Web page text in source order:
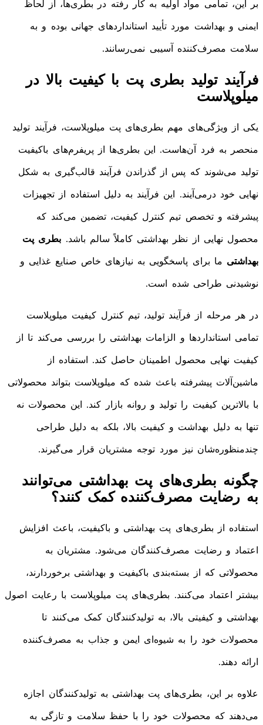
بر این، تمامی مواد اولیه به کار رفته در بطری‌ها، از لحاظ
ایمنی و بهداشت مورد تأیید استانداردهای جهانی بوده و به
سلامت مصرف‌کننده آسیبی نمی‌رسانند.
فرآیند تولید بطری پت با کیفیت بالا در
میلوپلاست
یکی از ویژگی‌های مهم بطری‌های پت میلوپلاست، فرآیند تولید
منحصر به فرد آن‌هاست. این بطری‌ها از پریفرم‌های باکیفیت
تولید می‌شوند که پس از گذراندن فرآیند قالب‌گیری به شکل
نهایی خود درمی‌آیند. این فرآیند به دلیل استفاده از تجهیزات
پیشرفته و تخصص تیم کنترل کیفیت، تضمین می‌کند که
محصول نهایی از نظر بهداشتی کاملاً سالم باشد. بطری پت
بهداشتی ما برای پاسخگویی به نیازهای خاص صنایع غذایی و
نوشیدنی طراحی شده است.
در هر مرحله از فرآیند تولید، تیم کنترل کیفیت میلوپلاست
تمامی استانداردها و الزامات بهداشتی را بررسی می‌کند تا از
کیفیت نهایی محصول اطمینان حاصل کند. استفاده از
ماشین‌آلات پیشرفته باعث شده که میلوپلاست بتواند محصولاتی
با بالاترین کیفیت را تولید و روانه بازار کند. این محصولات نه
تنها به دلیل بهداشت و کیفیت بالا، بلکه به دلیل طراحی
چندمنظوره‌شان نیز مورد توجه مشتریان قرار می‌گیرند.
چگونه بطری‌های پت بهداشتی می‌توانند
به رضایت مصرف‌کننده کمک کنند؟
استفاده از بطری‌های پت بهداشتی و باکیفیت، باعث افزایش
اعتماد و رضایت مصرف‌کنندگان می‌شود. مشتریان به
محصولاتی که از بسته‌بندی باکیفیت و بهداشتی برخوردارند،
بیشتر اعتماد می‌کنند. بطری‌های پت میلوپلاست با رعایت اصول
بهداشتی و کیفیتی بالا، به تولیدکنندگان کمک می‌کنند تا
محصولات خود را به شیوه‌ای ایمن و جذاب به مصرف‌کننده
ارائه دهند.
علاوه بر این، بطری‌های پت بهداشتی به تولیدکنندگان اجازه
می‌دهند که محصولات خود را با حفظ سلامت و تازگی به